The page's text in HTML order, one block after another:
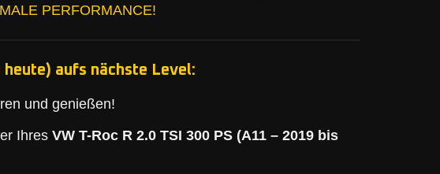
PERFORMANCE!
heute) aufs nächste Level:
und genießen!
Ihres VW T-Roc R 2.0 TSI 300 PS (A11 – 2019 bis